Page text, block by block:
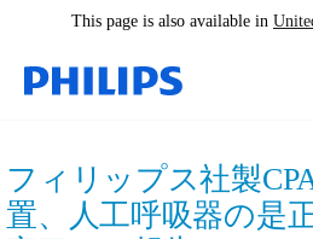
This page is also available in
フィリップス社製
置、人工呼吸器の是